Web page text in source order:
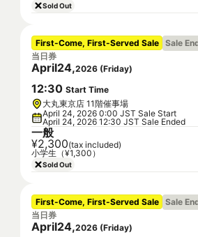
Sold Out
First-Come, First-Served Sale Sale
当日券
April24,2026 (Friday)
12:30 Start Time
大丸東京店 11階催事場
April 24, 2026 0:00 JST Sale Start
April 24, 2026 12:30 JST Sale Ended
一般
¥2,300(tax included)
小学生（¥1,300）
Sold Out
First-Come, First-Served Sale Sale
当日券
April24,2026 (Friday)